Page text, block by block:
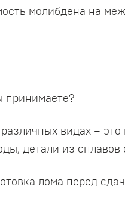
молибдена на
принимаете?
видах – это
детали из
лома перед